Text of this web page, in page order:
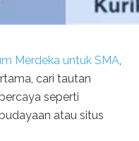
Merdeka untuk SMA
cari tautan
seperti
atau situs